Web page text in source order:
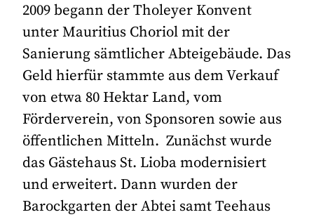
2009 begann der Tholeyer Konvent
unter Mauritius Choriol mit der
Sanierung sämtlicher Abteigebäude. Das
Geld hierfür stammte aus dem Verkauf
von etwa 80 Hektar Land, vom
Förderverein, von Sponsoren sowie aus
öffentlichen Mitteln. Zunächst wurde
das Gästehaus St. Lioba modernisiert
und erweitert. Dann wurden der
Barockgarten der Abtei samt Teehaus